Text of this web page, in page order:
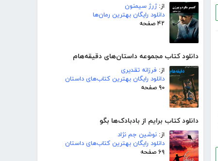
از:ژرژ سیمنون
دانلود رایگان بهترین رمان‌ها
۴۲ صفحه
دانلود کتاب مجموعه داستان‌های دقیقه‌هام
از: فرزانه تقدیری
دانلود رایگان بهترین کتاب‌های داستان
۹۰ صفحه
دانلود کتاب برایم از بادبادک‌ها بگو
از: نوشین جم نژاد
دانلود رایگان بهترین کتاب‌های داستان
۶۹ صفحه